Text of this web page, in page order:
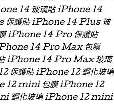
14 玻璃貼 iPhone 14
護貼 iPhone 14 Plus 玻
iPhone 14 Pro 保護貼
14 Pro Max 包膜
iPhone 14 Pro Max 玻璃
保護貼 iPhone 12 鋼化玻璃
12 mini 包膜 iPhone 12
鋼化玻璃 iPhone 12 mini